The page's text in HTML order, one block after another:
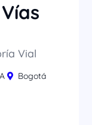
Vial
Bogotá